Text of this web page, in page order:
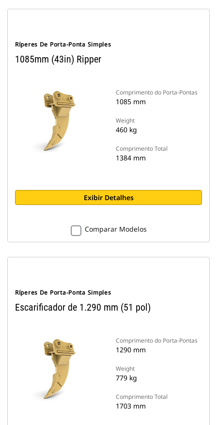
Ríperes De Porta-Ponta Simples
1085mm (43in) Ripper
Comprimento do Porta-Pontas
1085 mm
Weight
460 kg
Comprimento Total
1384 mm
Exibir Detalhes
Comparar Modelos
Ríperes De Porta-Ponta Simples
Escarificador de 1.290 mm (51 pol)
Comprimento do Porta-Pontas
1290 mm
Weight
779 kg
Comprimento Total
1703 mm